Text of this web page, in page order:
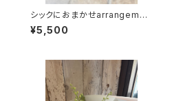
シックにおまかせarrangemen
t（TA27）
¥5,500